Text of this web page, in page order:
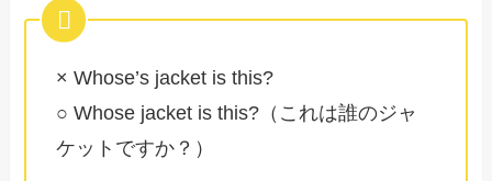
× Whose’s jacket is this?
○ Whose jacket is this?（これは誰のジャ
ケットですか？）